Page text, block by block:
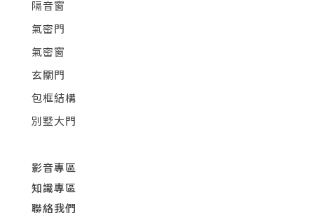
隔音窗
氣密門
氣密窗
玄關門
包框結構
別墅大門
影音專區
知識專區
聯絡我們